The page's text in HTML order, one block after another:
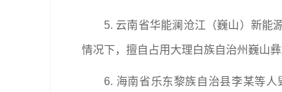
5. 云南省华能澜沧江（巍山）新能
情况下，擅自占用大理白族自治州巍山
6. 海南省乐东黎族自治县李某等